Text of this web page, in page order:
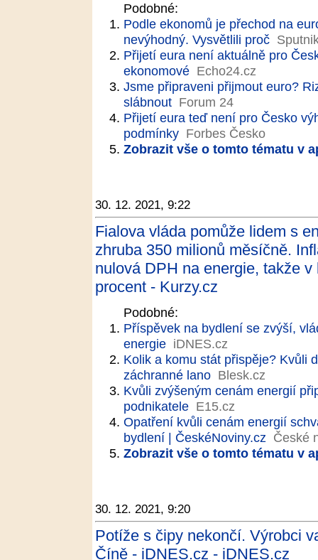
Podobné:
Podle ekonomů je přechod na
nevýhodný. Vysvětlili proč
Přijetí eura není aktuálně pro
ekonomové Echo24.cz
Jsme připraveni přijmout euro?
slábnout Forum 24
Přijetí eura teď není pro Česko
podmínky Forbes Česko
Zobrazit vše o tomto tématu v
30. 12. 2021, 9:22
Fialova vláda pomůže lidem s
zhruba 350 milionů měsíčně.
nulová DPH na energie, takže
procent - Kurzy.cz
Podobné:
Příspěvek na bydlení se zvýší,
energie iDNES.cz
Kolik a komu stát přispěje? Kvůli
záchranné lano Blesk.cz
Kvůli zvýšeným cenám energií
podnikatele E15.cz
Opatření kvůli cenám energií
bydlení | ČeskéNoviny.cz České
Zobrazit vše o tomto tématu v
30. 12. 2021, 9:20
Potíže s čipy nekončí. Výrobci
Číně - iDNES.cz - iDNES.cz